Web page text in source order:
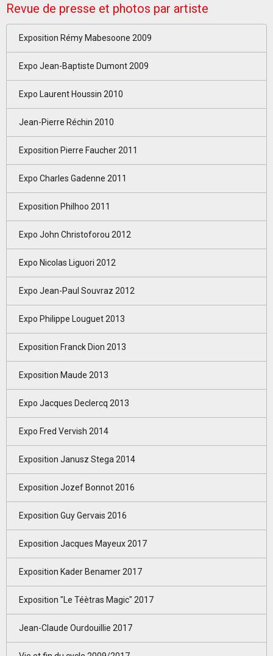
Revue de presse et photos par artiste
Exposition Rémy Mabesoone 2009
Expo Jean-Baptiste Dumont 2009
Expo Laurent Houssin 2010
Jean-Pierre Réchin 2010
Exposition Pierre Faucher 2011
Expo Charles Gadenne 2011
Exposition Philhoo 2011
Expo John Christoforou 2012
Expo Nicolas Liguori 2012
Expo Jean-Paul Souvraz 2012
Expo Philippe Louguet 2013
Exposition Franck Dion 2013
Exposition Maude 2013
Expo Jacques Declercq 2013
Expo Fred Vervish 2014
Exposition Janusz Stega 2014
Exposition Jozef Bonnot 2016
Exposition Guy Gervais 2016
Exposition Jacques Mayeux 2017
Exposition Kader Benamer 2017
Exposition "Le Téètras Magic" 2017
Jean-Claude Ourdouillie 2017